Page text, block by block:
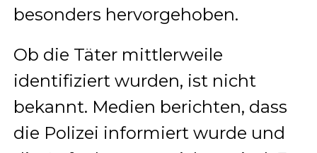
besonders hervorgehoben.
Ob die Täter mittlerweile
identifiziert wurden, ist nicht
bekannt. Medien berichten, dass
die Polizei informiert wurde und